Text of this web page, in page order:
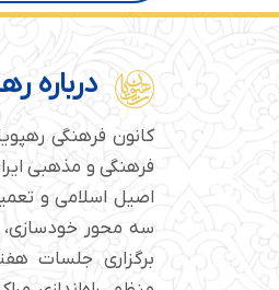
درباره
کانون فرهنگی
اصیل اسلامی و
سه محور خودسازی،
برگزاری جلسات